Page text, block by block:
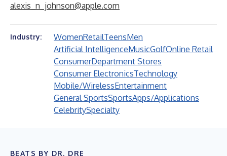
alexis_n_johnson@apple.com
Industry: WomenRetailTeensMen
Artificial IntelligenceMusicGolfOnline Retail
ConsumerDepartment Stores
Consumer ElectronicsTechnology
Mobile/WirelessEntertainment
General SportsSportsApps/Applications
CelebritySpecialty
BEATS BY DR. DRE